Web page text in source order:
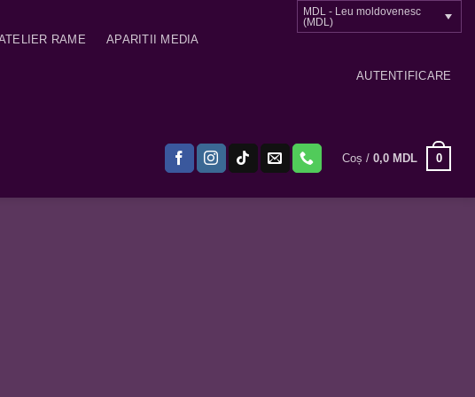
RAME APARITII MEDIA
MDL - Leu moldovenesc
(MDL)
AUTENTIFICARE
Coș /0,0 MDL 0